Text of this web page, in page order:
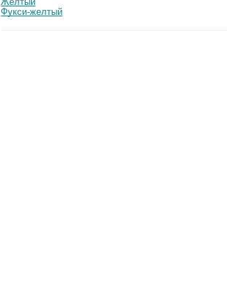
Фукси-желтый